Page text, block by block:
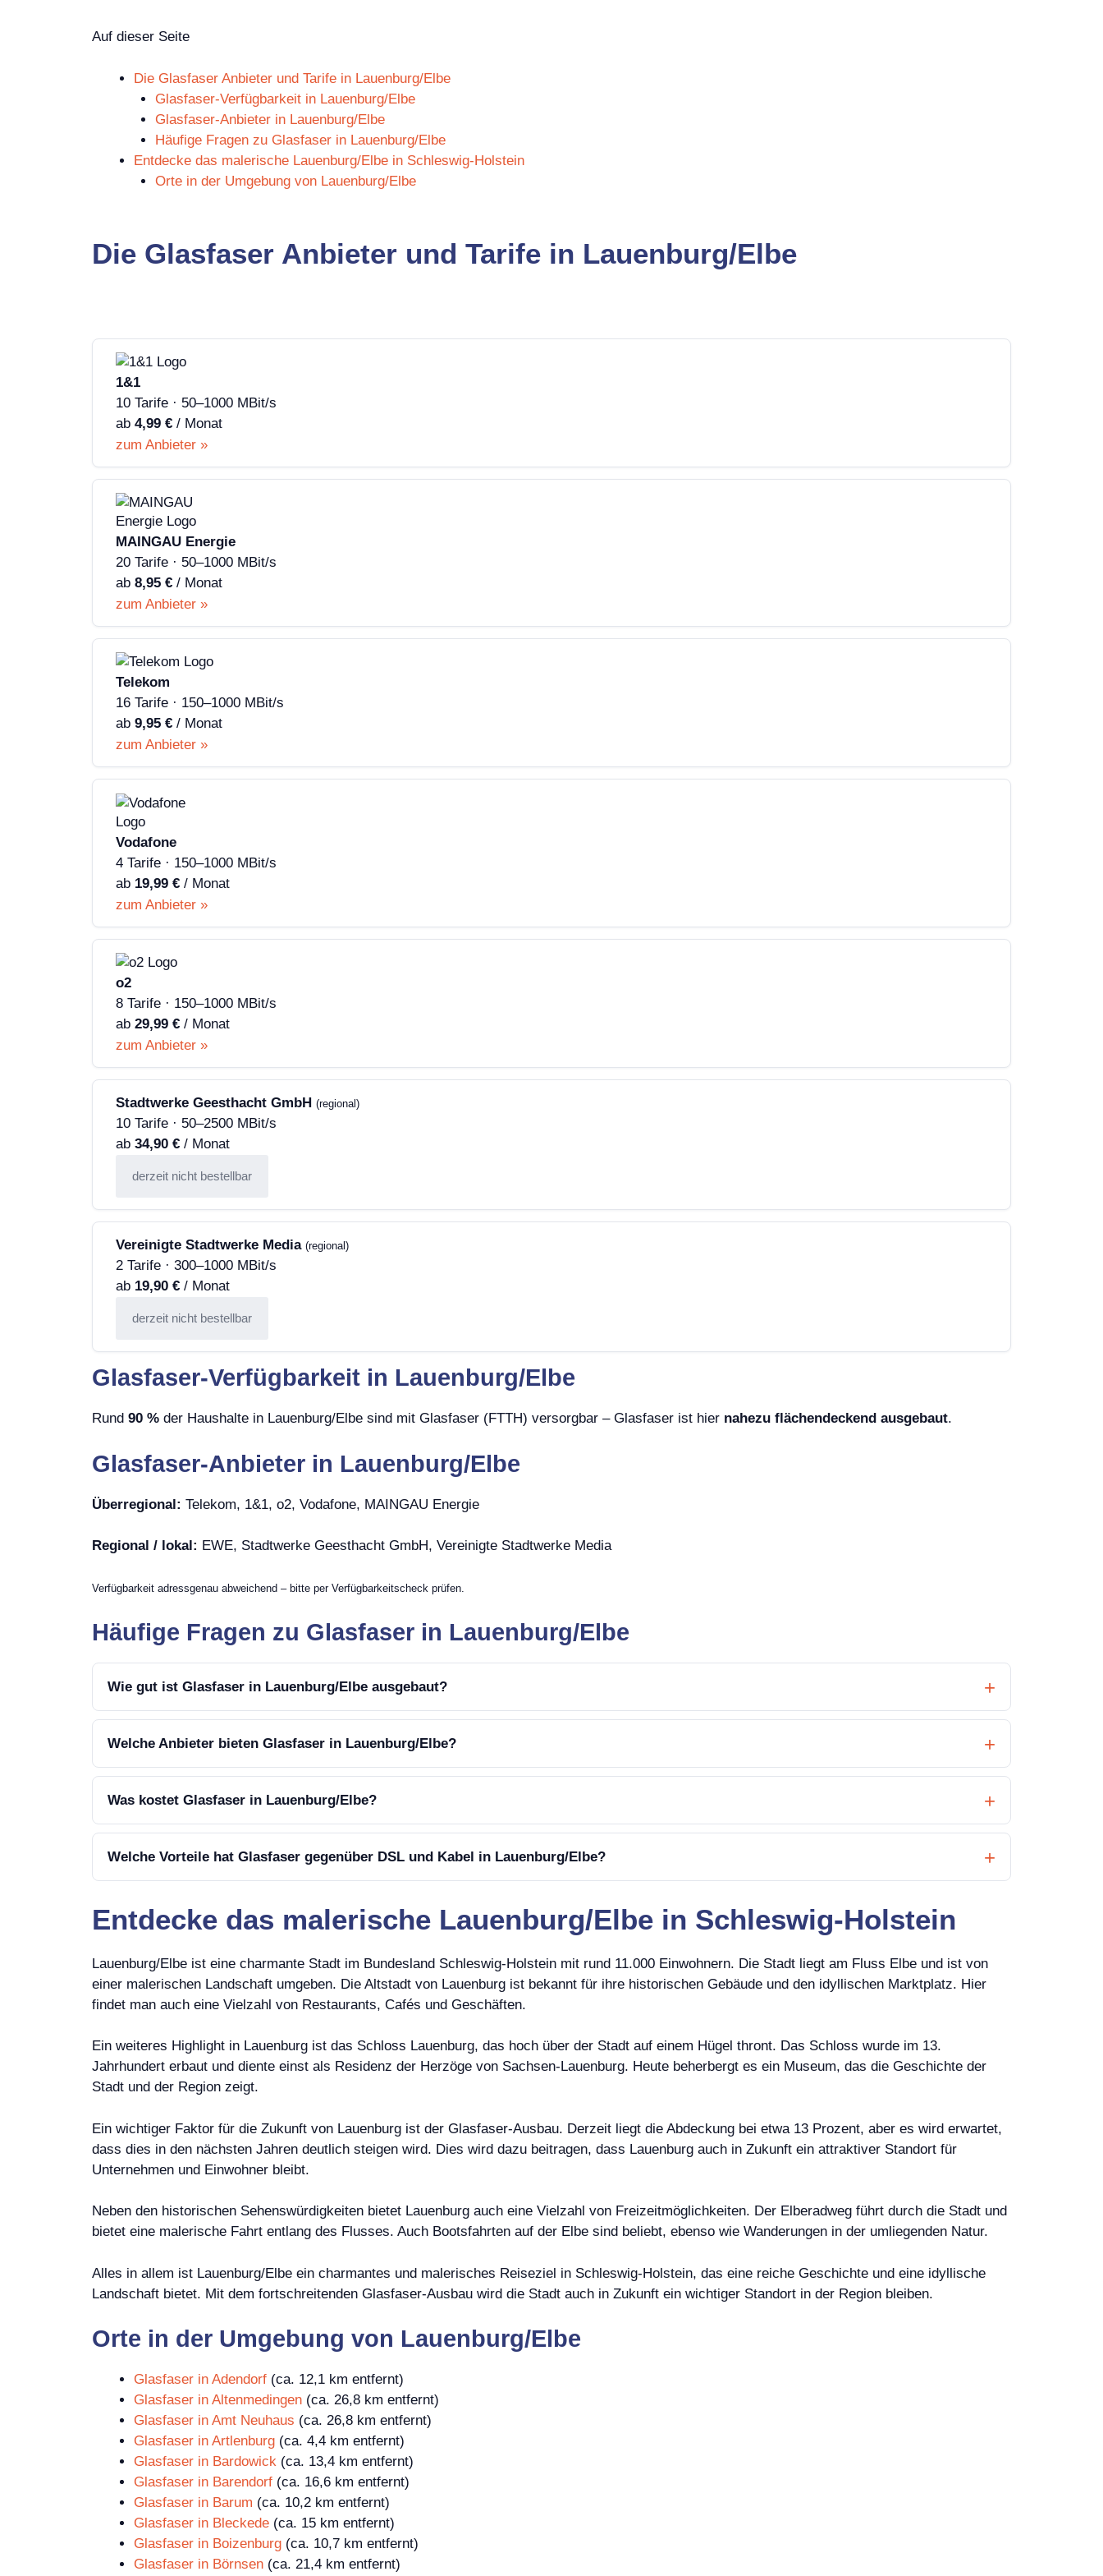
Auf dieser Seite
Die Glasfaser Anbieter und Tarife in Lauenburg/Elbe
Glasfaser-Verfügbarkeit in Lauenburg/Elbe
Glasfaser-Anbieter in Lauenburg/Elbe
Häufige Fragen zu Glasfaser in Lauenburg/Elbe
Entdecke das malerische Lauenburg/Elbe in Schleswig-Holstein
Orte in der Umgebung von Lauenburg/Elbe
Die Glasfaser Anbieter und Tarife in Lauenburg/Elbe
1&1
10 Tarife · 50–1000 MBit/s
ab 4,99 € / Monat
zum Anbieter »
MAINGAU Energie
20 Tarife · 50–1000 MBit/s
ab 8,95 € / Monat
zum Anbieter »
Telekom
16 Tarife · 150–1000 MBit/s
ab 9,95 € / Monat
zum Anbieter »
Vodafone
4 Tarife · 150–1000 MBit/s
ab 19,99 € / Monat
zum Anbieter »
o2
8 Tarife · 150–1000 MBit/s
ab 29,99 € / Monat
zum Anbieter »
Stadtwerke Geesthacht GmbH (regional)
10 Tarife · 50–2500 MBit/s
ab 34,90 € / Monat
derzeit nicht bestellbar
Vereinigte Stadtwerke Media (regional)
2 Tarife · 300–1000 MBit/s
ab 19,90 € / Monat
derzeit nicht bestellbar
Glasfaser-Verfügbarkeit in Lauenburg/Elbe
Rund 90 % der Haushalte in Lauenburg/Elbe sind mit Glasfaser (FTTH) versorgbar – Glasfaser ist hier nahezu flächendeckend ausgebaut.
Glasfaser-Anbieter in Lauenburg/Elbe
Überregional: Telekom, 1&1, o2, Vodafone, MAINGAU Energie
Regional / lokal: EWE, Stadtwerke Geesthacht GmbH, Vereinigte Stadtwerke Media
Verfügbarkeit adressgenau abweichend – bitte per Verfügbarkeitscheck prüfen.
Häufige Fragen zu Glasfaser in Lauenburg/Elbe
Wie gut ist Glasfaser in Lauenburg/Elbe ausgebaut?
Welche Anbieter bieten Glasfaser in Lauenburg/Elbe?
Was kostet Glasfaser in Lauenburg/Elbe?
Welche Vorteile hat Glasfaser gegenüber DSL und Kabel in Lauenburg/Elbe?
Entdecke das malerische Lauenburg/Elbe in Schleswig-Holstein
Lauenburg/Elbe ist eine charmante Stadt im Bundesland Schleswig-Holstein mit rund 11.000 Einwohnern. Die Stadt liegt am Fluss Elbe und ist von
einer malerischen Landschaft umgeben. Die Altstadt von Lauenburg ist bekannt für ihre historischen Gebäude und den idyllischen Marktplatz. Hier
findet man auch eine Vielzahl von Restaurants, Cafés und Geschäften.
Ein weiteres Highlight in Lauenburg ist das Schloss Lauenburg, das hoch über der Stadt auf einem Hügel thront. Das Schloss wurde im 13.
Jahrhundert erbaut und diente einst als Residenz der Herzöge von Sachsen-Lauenburg. Heute beherbergt es ein Museum, das die Geschichte der
Stadt und der Region zeigt.
Ein wichtiger Faktor für die Zukunft von Lauenburg ist der Glasfaser-Ausbau. Derzeit liegt die Abdeckung bei etwa 13 Prozent, aber es wird erwartet,
dass dies in den nächsten Jahren deutlich steigen wird. Dies wird dazu beitragen, dass Lauenburg auch in Zukunft ein attraktiver Standort für
Unternehmen und Einwohner bleibt.
Neben den historischen Sehenswürdigkeiten bietet Lauenburg auch eine Vielzahl von Freizeitmöglichkeiten. Der Elberadweg führt durch die Stadt und
bietet eine malerische Fahrt entlang des Flusses. Auch Bootsfahrten auf der Elbe sind beliebt, ebenso wie Wanderungen in der umliegenden Natur.
Alles in allem ist Lauenburg/Elbe ein charmantes und malerisches Reiseziel in Schleswig-Holstein, das eine reiche Geschichte und eine idyllische
Landschaft bietet. Mit dem fortschreitenden Glasfaser-Ausbau wird die Stadt auch in Zukunft ein wichtiger Standort in der Region bleiben.
Orte in der Umgebung von Lauenburg/Elbe
Glasfaser in Adendorf (ca. 12,1 km entfernt)
Glasfaser in Altenmedingen (ca. 26,8 km entfernt)
Glasfaser in Amt Neuhaus (ca. 26,8 km entfernt)
Glasfaser in Artlenburg (ca. 4,4 km entfernt)
Glasfaser in Bardowick (ca. 13,4 km entfernt)
Glasfaser in Barendorf (ca. 16,6 km entfernt)
Glasfaser in Barum (ca. 10,2 km entfernt)
Glasfaser in Bleckede (ca. 15 km entfernt)
Glasfaser in Boizenburg (ca. 10,7 km entfernt)
Glasfaser in Börnsen (ca. 21,4 km entfernt)